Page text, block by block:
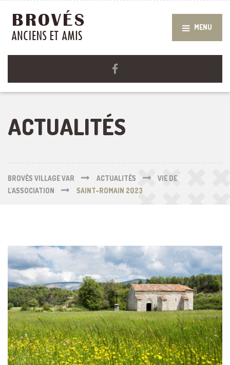
MENU
ACTUALITÉS
BROVÈS VILLAGE VAR ACTUALITÉS
VIE DE
L'ASSOCIATION
SAINT-ROMAIN 2023